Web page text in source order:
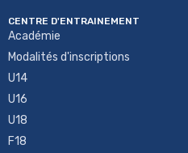
CENTRE D'ENTRAINEMENT
Académie
Modalités d'inscriptions
U14
U16
U18
F18